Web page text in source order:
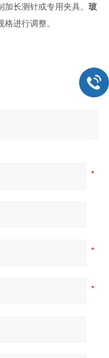
长测针或专用夹具。 玻
进行调整。